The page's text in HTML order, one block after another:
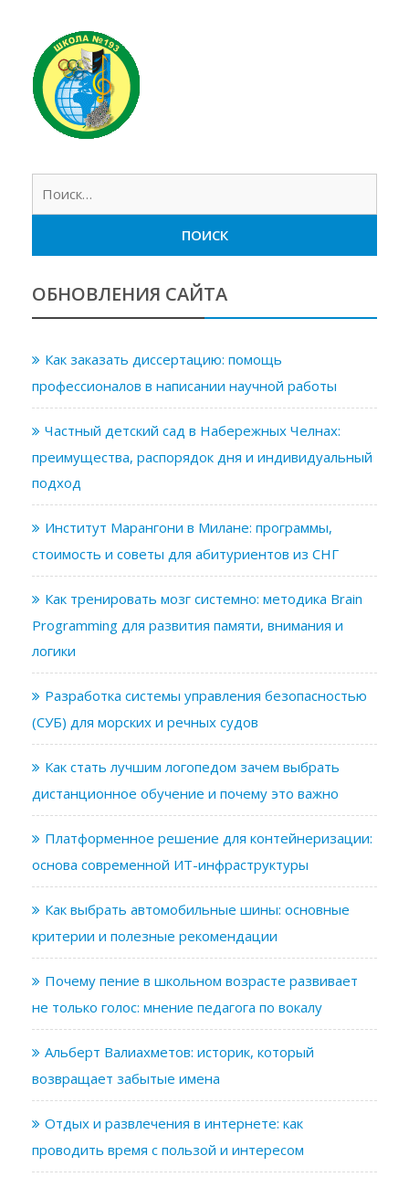
ОБНОВЛЕНИЯ САЙТА
Как заказать диссертацию: помощь
профессионалов в написании научной работы
Частный детский сад в Набережных Челнах:
преимущества, распорядок дня и индивидуальный
подход
Институт Марангони в Милане: программы,
стоимость и советы для абитуриентов из СНГ
Как тренировать мозг системно: методика Brain
Programming для развития памяти, внимания и
логики
Разработка системы управления безопасностью
(СУБ) для морских и речных судов
Как стать лучшим логопедом зачем выбрать
дистанционное обучение и почему это важно
Платформенное решение для контейнеризации:
основа современной ИТ-инфраструктуры
Как выбрать автомобильные шины: основные
критерии и полезные рекомендации
Почему пение в школьном возрасте развивает
не только голос: мнение педагога по вокалу
Альберт Валиахметов: историк, который
возвращает забытые имена
Отдых и развлечения в интернете: как
проводить время с пользой и интересом